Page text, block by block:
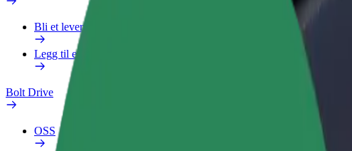
Bli et leveringsbud
Legg til en restaurant eller butikk
Bolt Drive
OSS